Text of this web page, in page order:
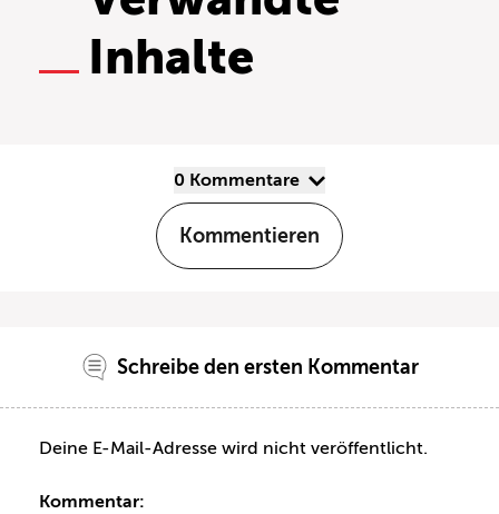
Inhalte
0 Kommentare
Kommentieren
Schreibe den ersten Kommentar
Deine E-Mail-Adresse wird nicht veröffentlicht.
Kommentar: